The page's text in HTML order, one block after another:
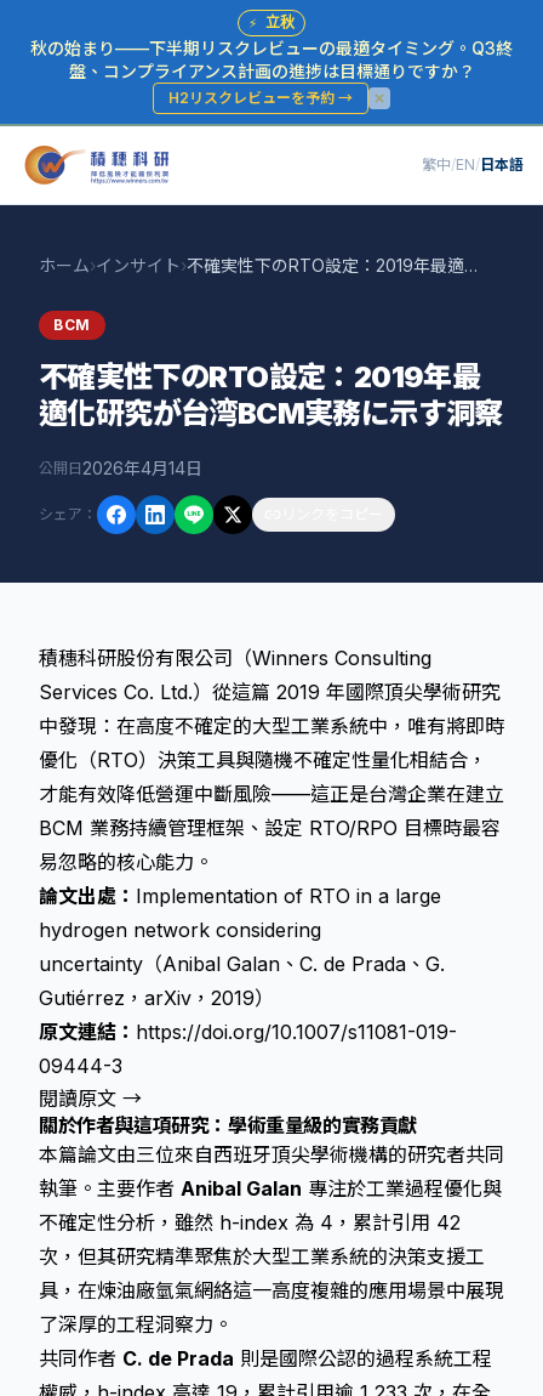
⚡ 立秋
秋の始まり——下半期リスクレビューの最適タイミング。Q3終
盤、コンプライアンス計画の進捗は目標通りですか？
H2リスクレビューを予約 →
繁中/EN/ 日本語
ホーム›インサイト› 不確実性下のRTO設定：2019年最適化研究が台湾BCM実務に示す洞察
BCM
不確実性下のRTO設定：2019年最
適化研究が台湾BCM実務に示す洞察
公開日 2026年4月14日
シェア ：
積穗科研股份有限公司（Winners Consulting
Services Co. Ltd.）從這篇 2019 年國際頂尖學術研究
中發現：在高度不確定的大型工業系統中，唯有將即時
優化（RTO）決策工具與隨機不確定性量化相結合，
才能有效降低營運中斷風險——這正是台灣企業在建立
BCM 業務持續管理框架、設定 RTO/RPO 目標時最容
易忽略的核心能力。
論文出處： Implementation of RTO in a large
hydrogen network considering
uncertainty（Anibal Galan、C. de Prada、G.
Gutiérrez，arXiv，2019）
原文連結： https://doi.org/10.1007/s11081-019-
09444-3
閱讀原文 →
關於作者與這項研究：學術重量級的實務貢獻
本篇論文由三位來自西班牙頂尖學術機構的研究者共同
執筆。主要作者 Anibal Galan 專注於工業過程優化與
不確定性分析，雖然 h-index 為 4，累計引用 42
次，但其研究精準聚焦於大型工業系統的決策支援工
具，在煉油廠氫氣網絡這一高度複雜的應用場景中展現
了深厚的工程洞察力。
共同作者 C. de Prada 則是國際公認的過程系統工程